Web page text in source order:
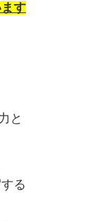
す
と
る